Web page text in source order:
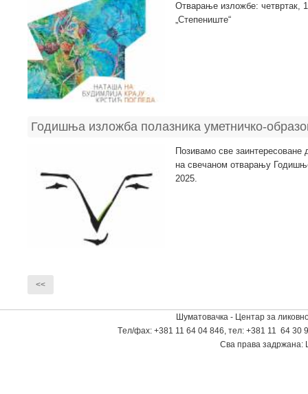
Отварање изложбе: четвртак,
„Степениште“
Годишња изложба полазника уметничко-
Позивамо све
на свечаном отварању
2025.
<<
Шуматовачка - Центар за
Tел/фаx: +381 11 64 04 846, тел: +381 11 64 30
Сва права задржана: